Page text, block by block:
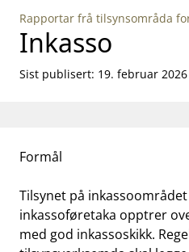
nettstedet
language
Tilsyn
Aktuelt
supervisor_accountForbrukerinformasjon
businessOm Finanstilsynet
mail_outlineKontakt oss
Rapportar frå tilsynsområda
Inkasso
Sist publisert: 19. februar 2026
Formål
Tilsynet på
inkassoføretaka opptrer
med god inkassoskikk.